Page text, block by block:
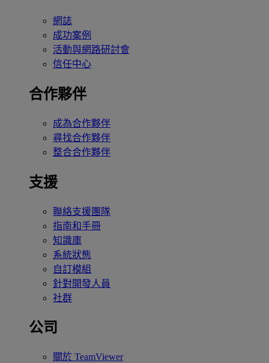
網誌
成功案例
活動與網路研討會
信任中心
合作夥伴
成為合作夥伴
尋找合作夥伴
整合合作夥伴
支援
聯絡支援團隊
指南和手冊
知識庫
系統狀態
自訂模組
針對開發人員
社群
公司
關於 TeamViewer